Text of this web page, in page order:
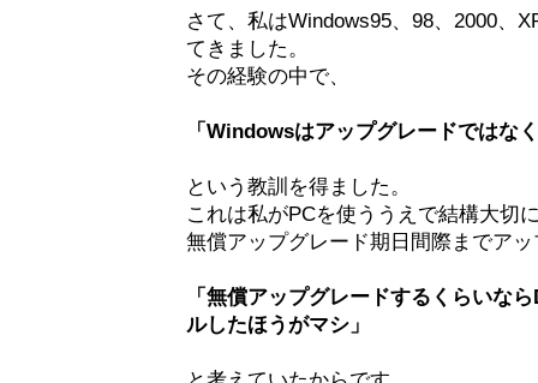
さて、私はWindows95、98、2000、
てきました。
その経験の中で、
「Windowsはアップグレードではな
という教訓を得ました。
これは私がPCを使ううえで結構大切
無償アップグレード期日間際までア
「無償アップグレードするくらいな
ルしたほうがマシ」